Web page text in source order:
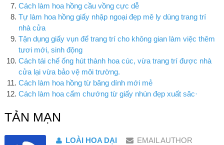
Cách làm hoa hồng cầu vồng cực dễ
Tự làm hoa hồng giấy nhập ngoại đẹp mê ly dùng trang trí
nhà cửa
Tận dụng giấy vụn để trang trí cho không gian làm việc thêm
tươi mới, sinh động
Cách tái chế ống hút thành hoa cúc, vừa trang trí được nhà
cửa lại vừa bảo vệ môi trường.
Cách làm hoa hồng từ băng dính mới mẻ
Cách làm hoa cẩm chướng từ giấy nhún đẹp xuất săc·
TẢN MẠN
LOÀI HOA DẠI EMAIL AUTHOR